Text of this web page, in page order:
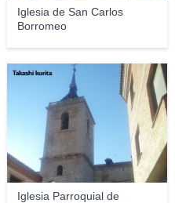
Iglesia de San Carlos
Borromeo
Iglesia Parroquial de
Takashi kurita